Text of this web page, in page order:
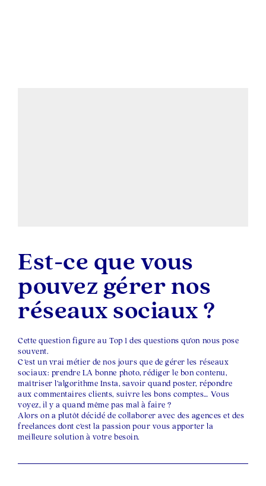
Est-ce que vous
pouvez gérer nos
réseaux sociaux ?
Cette question figure au Top 1 des questions qu’on nous pose
souvent.
C’est un vrai métier de nos jours que de gérer les réseaux
sociaux: prendre LA bonne photo, rédiger le bon contenu,
maîtriser l’algorithme Insta, savoir quand poster, répondre
aux commentaires clients, suivre les bons comptes… Vous
voyez, il y a quand même pas mal à faire ?
Alors on a plutôt décidé de collaborer avec des agences et des
freelances dont c’est la passion pour vous apporter la
meilleure solution à votre besoin.